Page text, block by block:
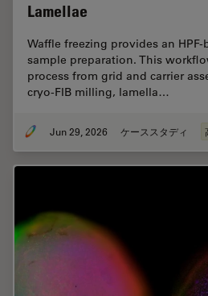
Lamellae
Waffle freezing provides an
sample preparation. This
process from grid and carrier
cryo-FIB milling, lamella…
Jun 29, 2026 ケーススタディ